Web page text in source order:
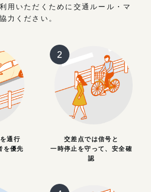
用いただくために交通ルール・マ
力ください。
通行
を優先
交差点では信号と
一時停止を守って、安全確
認